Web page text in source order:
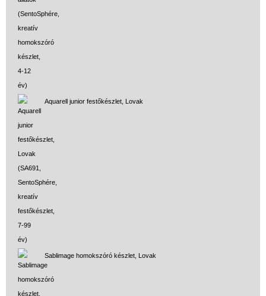
Aquarell junior festőkészlet, Lovak
Sablimage homokszóró készlet, Lovak